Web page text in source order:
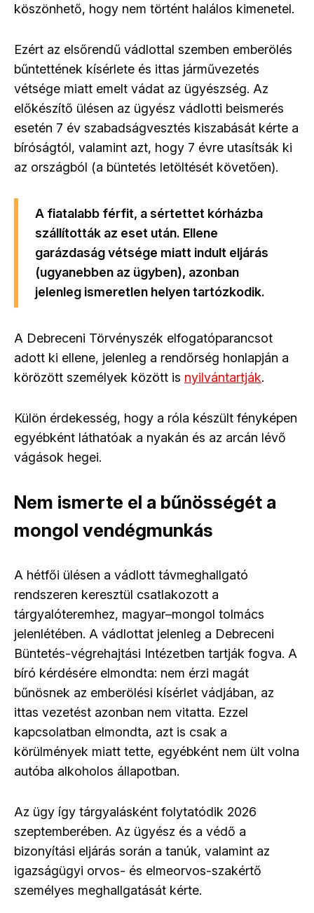
köszönhető, hogy nem történt halálos kimenetel.
Ezért az elsőrendű vádlottal szemben emberölés
bűntettének kísérlete és ittas járművezetés
vétsége miatt emelt vádat az ügyészség. Az
előkészítő ülésen az ügyész vádlotti beismerés
esetén 7 év szabadságvesztés kiszabását kérte a
bíróságtól, valamint azt, hogy 7 évre utasítsák ki
az országból (a büntetés letöltését követően).
A fiatalabb férfit, a sértettet kórházba
szállították az eset után. Ellene
garázdaság vétsége miatt indult eljárás
(ugyanebben az ügyben), azonban
jelenleg ismeretlen helyen tartózkodik.
A Debreceni Törvényszék elfogatóparancsot
adott ki ellene, jelenleg a rendőrség honlapján a
körözött személyek között is nyilvántartják.
Külön érdekesség, hogy a róla készült fényképen
egyébként láthatóak a nyakán és az arcán lévő
vágások hegei.
Nem ismerte el a bűnösségét a
mongol vendégmunkás
A hétfői ülésen a vádlott távmeghallgató
rendszeren keresztül csatlakozott a
tárgyalóteremhez, magyar–mongol tolmács
jelenlétében. A vádlottat jelenleg a Debreceni
Büntetés-végrehajtási Intézetben tartják fogva. A
bíró kérdésére elmondta: nem érzi magát
bűnösnek az emberölési kísérlet vádjában, az
ittas vezetést azonban nem vitatta. Ezzel
kapcsolatban elmondta, azt is csak a
körülmények miatt tette, egyébként nem ült volna
autóba alkoholos állapotban.
Az ügy így tárgyalásként folytatódik 2026
szeptemberében. Az ügyész és a védő a
bizonyítási eljárás során a tanúk, valamint az
igazságügyi orvos- és elmeorvos-szakértő
személyes meghallgatását kérte.